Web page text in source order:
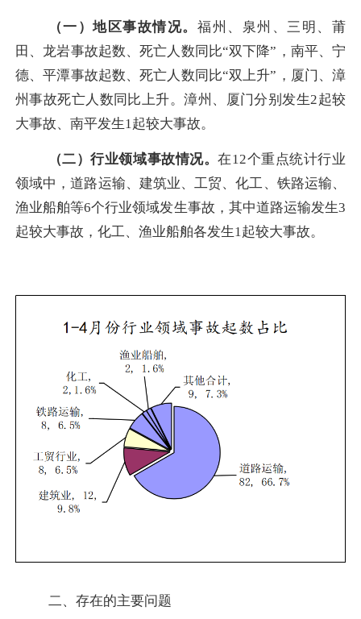
（一）地区事故情况。福州、泉州、三明、莆
田、龙岩事故起数、死亡人数同比“双下降”，南平、宁
德、平潭事故起数、死亡人数同比“双上升”，厦门、漳
州事故死亡人数同比上升。漳州、厦门分别发生2起较
大事故、南平发生1起较大事故。
（二）行业领域事故情况。在12个重点统计行业
领域中，道路运输、建筑业、工贸、化工、铁路运输、
渔业船舶等6个行业领域发生事故，其中道路运输发生3
起较大事故，化工、渔业船舶各发生1起较大事故。
二、存在的主要问题